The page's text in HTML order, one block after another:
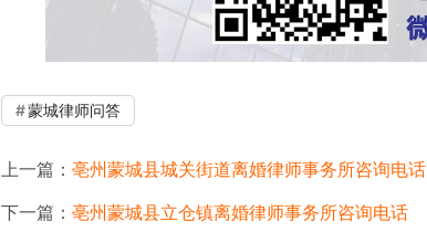
蒙城律师问答
上一篇： 亳州蒙城县城关街道离婚律师事务所咨询电话
下一篇： 亳州蒙城县立仓镇离婚律师事务所咨询电话